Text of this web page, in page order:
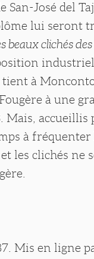
San-José del
lui seront
beaux clichés
à
à une
Mais, accueillis
à fréquenter
les clichés ne
Mis en ligne